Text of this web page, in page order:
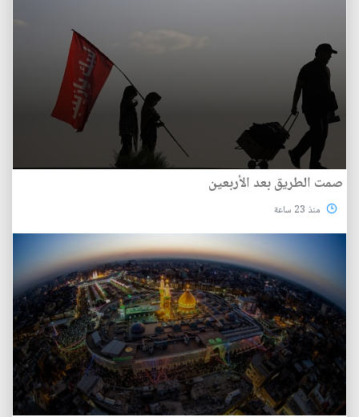
صمت الطريق بعد الأربعين
منذ 23 ساعة